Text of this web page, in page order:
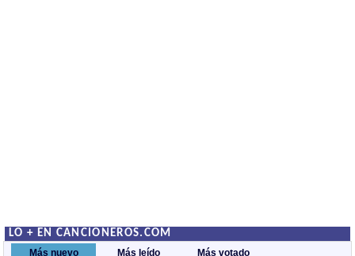
LO + EN CANCIONEROS.COM
Más nuevo Más leído Más votado